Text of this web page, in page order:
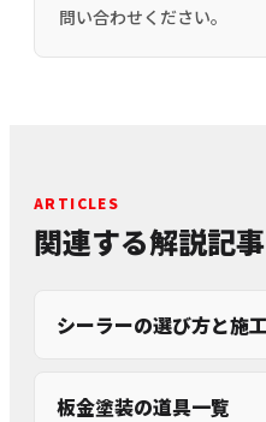
問い合わせください。
ARTICLES
関連する解説記事
シーラーの選び方と施
板金塗装の道具一覧